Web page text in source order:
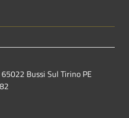
Bussi Sul Tirino PE